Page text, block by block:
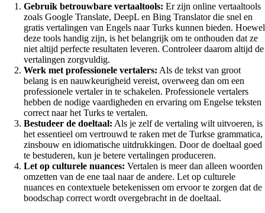
Gebruik betrouwbare vertaaltools: Er zijn online vertaaltools
zoals Google Translate, DeepL en Bing Translator die snel en
gratis vertalingen van Engels naar Turks kunnen bieden. Hoewel
deze tools handig zijn, is het belangrijk om te onthouden dat ze
niet altijd perfecte resultaten leveren. Controleer daarom altijd de
vertalingen zorgvuldig.
Werk met professionele vertalers: Als de tekst van groot
belang is en nauwkeurigheid vereist, overweeg dan om een
professionele vertaler in te schakelen. Professionele vertalers
hebben de nodige vaardigheden en ervaring om Engelse teksten
correct naar het Turks te vertalen.
Bestudeer de doeltaal: Als je zelf de vertaling wilt uitvoeren, is
het essentieel om vertrouwd te raken met de Turkse grammatica,
zinsbouw en idiomatische uitdrukkingen. Door de doeltaal goed
te bestuderen, kun je betere vertalingen produceren.
Let op culturele nuances: Vertalen is meer dan alleen woorden
omzetten van de ene taal naar de andere. Let op culturele
nuances en contextuele betekenissen om ervoor te zorgen dat de
boodschap correct wordt overgebracht in de doeltaal.